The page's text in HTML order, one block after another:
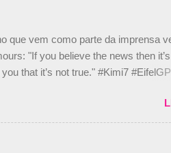
que vem como parte da imprensa
"If you believe the news then
that it’s not true." #Kimi7 #EifelGP
Kimi as a team mate? 🙌 Over
(@F1) October 8, 2020 Beijinhos,